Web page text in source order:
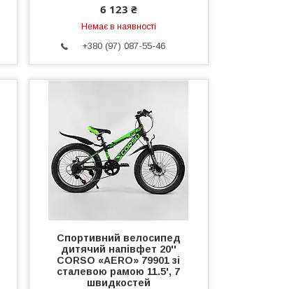
6 123 ₴
Немає в наявності
+380 (97) 087-55-46
Спортивний велосипед
дитячий напівфет 20''
CORSO «AERO» 79901 зі
сталевою рамою 11.5', 7
швидкостей